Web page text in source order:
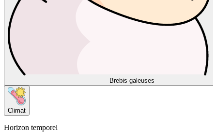
Brebis galeuses
Climat
Horizon temporel